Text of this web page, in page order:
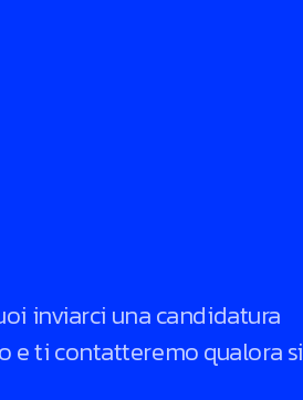
inviarci una candidatura
e ti contatteremo qualora si